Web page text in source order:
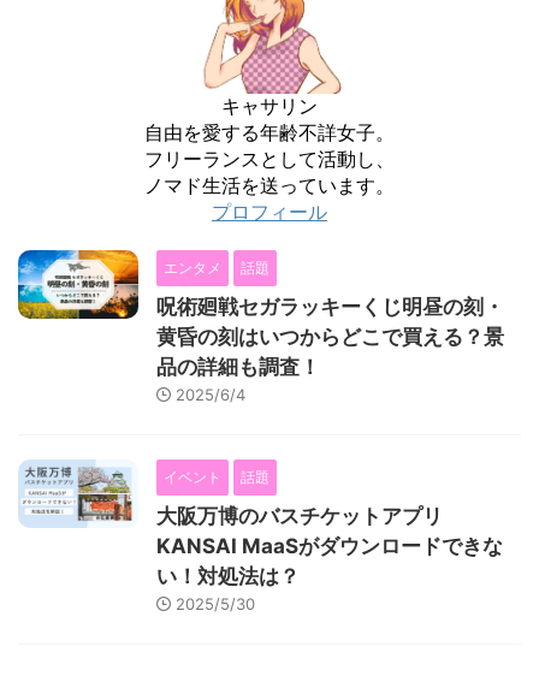
キャサリン
自由を愛する年齢不詳女子。
フリーランスとして活動し、
ノマド生活を送っています。
プロフィール
エンタメ 話題
呪術廻戦セガラッキーくじ明昼の刻・
黄昏の刻はいつからどこで買える？景
品の詳細も調査！
2025/6/4
イベント 話題
大阪万博のバスチケットアプリ
KANSAI MaaSがダウンロードできな
い！対処法は？
2025/5/30